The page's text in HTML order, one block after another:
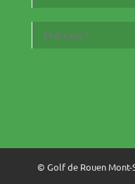
© Golf de Rouen Mont-